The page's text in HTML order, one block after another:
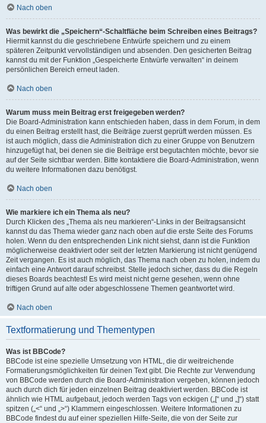
Nach oben
Was bewirkt die „Speichern“-Schaltfläche beim Schreiben eines Beitrags?
Hiermit kannst du die geschriebene Entwürfe speichern und zu einem
späteren Zeitpunkt vervollständigen und absenden. Den gesicherten Beitrag
kannst du mit der Funktion „Gespeicherte Entwürfe verwalten“ in deinem
persönlichen Bereich erneut laden.
Nach oben
Warum muss mein Beitrag erst freigegeben werden?
Die Board-Administration kann entschieden haben, dass in dem Forum, in dem
du einen Beitrag erstellt hast, die Beiträge zuerst geprüft werden müssen. Es
ist auch möglich, dass die Administration dich zu einer Gruppe von Benutzern
hinzugefügt hat, bei denen sie die Beiträge erst begutachten möchte, bevor sie
auf der Seite sichtbar werden. Bitte kontaktiere die Board-Administration, wenn
du weitere Informationen dazu benötigst.
Nach oben
Wie markiere ich ein Thema als neu?
Durch Klicken des „Thema als neu markieren“-Links in der Beitragsansicht
kannst du das Thema wieder ganz nach oben auf die erste Seite des Forums
holen. Wenn du den entsprechenden Link nicht siehst, dann ist die Funktion
möglicherweise deaktiviert oder seit der letzten Markierung ist nicht genügend
Zeit vergangen. Es ist auch möglich, das Thema nach oben zu holen, indem du
einfach eine Antwort darauf schreibst. Stelle jedoch sicher, dass du die Regeln
dieses Boards beachtest! Es wird meist nicht gerne gesehen, wenn ohne
triftigen Grund auf alte oder abgeschlossene Themen geantwortet wird.
Nach oben
Textformatierung und Thementypen
Was ist BBCode?
BBCode ist eine spezielle Umsetzung von HTML, die dir weitreichende
Formatierungsmöglichkeiten für deinen Text gibt. Die Rechte zur Verwendung
von BBCode werden durch die Board-Administration vergeben, können jedoch
auch durch dich für jeden einzelnen Beitrag deaktiviert werden. BBCode ist
ähnlich wie HTML aufgebaut, jedoch werden Tags von eckigen („[“ und „]“) statt
spitzen („<“ und „>“) Klammern eingeschlossen. Weitere Informationen zu
BBCode findest du auf einer speziellen Hilfe-Seite, die von der Seite zur